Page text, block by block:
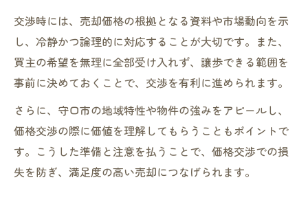
交渉時には、売却価格の根拠となる資料や市場動向を示
し、冷静かつ論理的に対応することが大切です。また、
買主の希望を無理に全部受け入れず、譲歩できる範囲を
事前に決めておくことで、交渉を有利に進められます。
さらに、守口市の地域特性や物件の強みをアピールし、
価格交渉の際に価値を理解してもらうこともポイントで
す。こうした準備と注意を払うことで、価格交渉での損
失を防ぎ、満足度の高い売却につなげられます。